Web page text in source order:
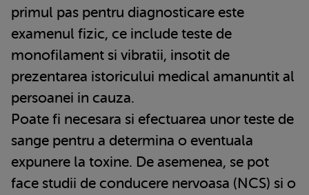
primul pas pentru diagnosticare este
examenul fizic, ce include teste de
monofilament si vibratii, insotit de
prezentarea istoricului medical amanuntit al
persoanei in cauza.
Poate fi necesara si efectuarea unor teste de
sange pentru a determina o eventuala
expunere la toxine. De asemenea, se pot
face studii de conducere nervoasa (NCS) si o